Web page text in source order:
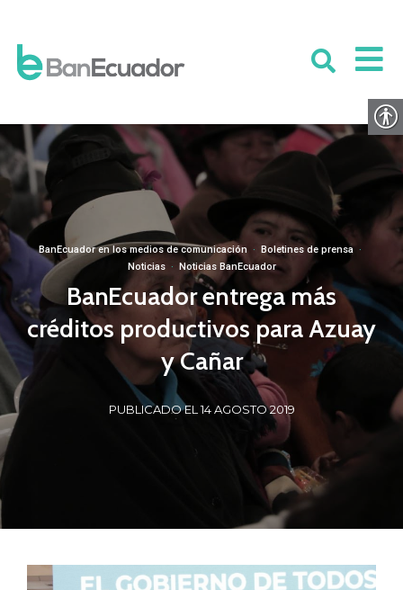
BanEcuador en los medios de comunicación · Boletines de prensa·
Noticias· Noticias BanEcuador
BanEcuador entrega más
créditos productivos para Azuay
y Cañar
PUBLICADO EL 14 AGOSTO 2019